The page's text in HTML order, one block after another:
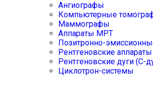
Ангиографы
Компьютерные
Маммографы
Аппараты МРТ
Позитронно-
Рентгеновские аппараты
Рентгеновские дуги (С-
Циклотрон-системы